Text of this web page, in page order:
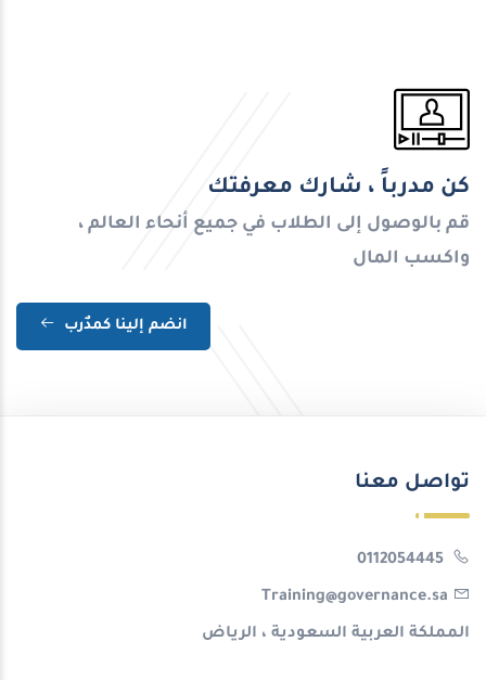
كن مدرباً ، شارك معرفتك
قم بالوصول إلى الطلاب في جميع أنحاء العالم ،
واكسب المال
انضم إلينا كمدٌرب
تواصل معنا
Training@governance.sa
المملكة العربية السعودية ، الرياض